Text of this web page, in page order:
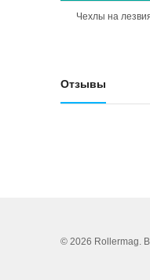
Чехлы на
Отзывы
© 2026 Rollermag.